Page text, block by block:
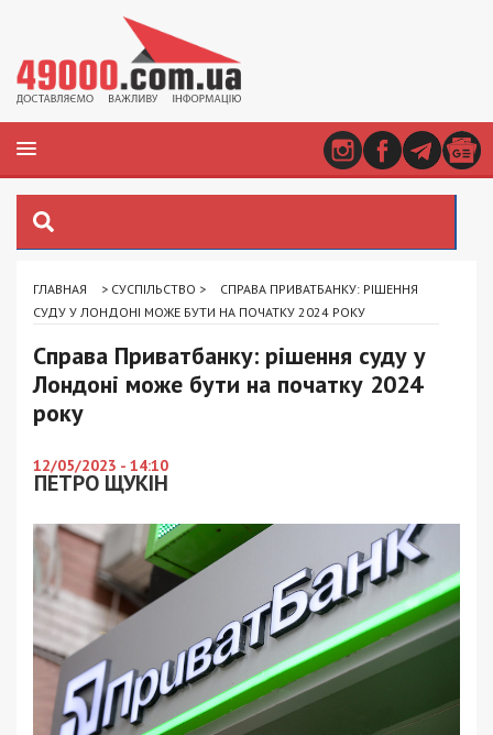
ГЛАВНАЯ > СУСПІЛЬСТВО >
СПРАВА ПРИВАТБАНКУ: РІШЕННЯ
СУДУ У ЛОНДОНІ МОЖЕ БУТИ НА ПОЧАТКУ 2024 РОКУ
Справа Приватбанку: рішення суду у
Лондоні може бути на початку 2024
року
12/05/2023 - 14:10
ПЕТРО ЩУКІН